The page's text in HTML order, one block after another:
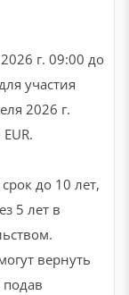
г. 09:00 до
участия
2026 г.
до 10 лет,
5 лет в
вернуть